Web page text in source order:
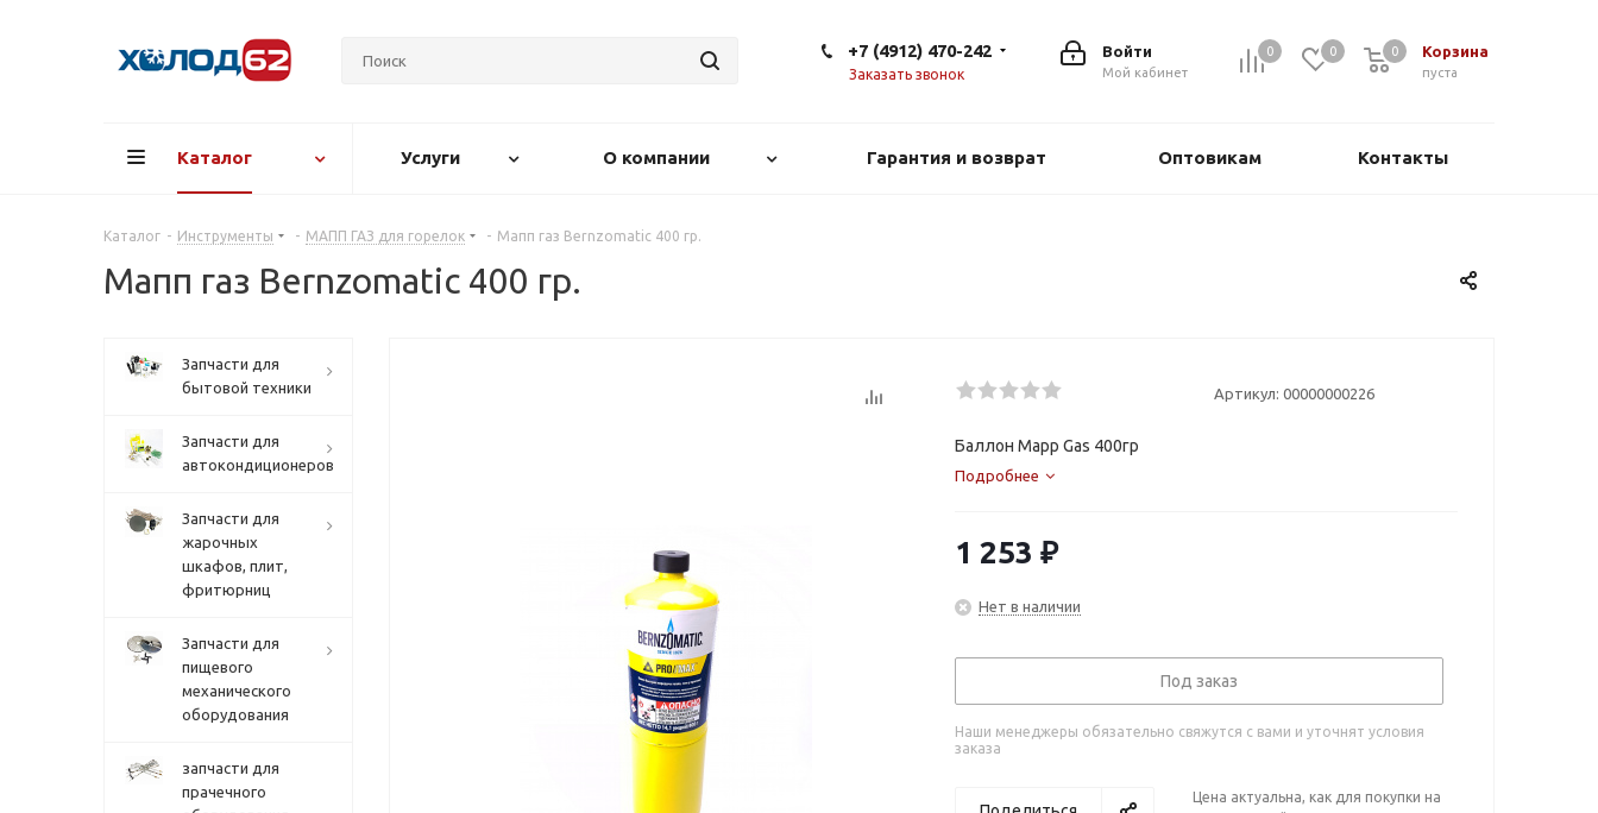
0 0 Корзина
0
пуста
0
Войти
Мой кабинет
+7 (4912) 470-242
Заказать звонок
Каталог Услуги О компании Гарантия и возврат Оптовикам Контакты
Каталог - Инструменты - МАПП ГАЗ для горелок - Мапп газ Bernzomatic 400 гр.
Мапп газ Bernzomatic 400 гр.
Артикул: 00000000226
Баллон Mapp Gas 400гр
Подробнее
1 253 ₽
Нет в наличии
Под заказ
Наши менеджеры обязательно свяжутся с вами и уточнят условия
заказа
Цена актуальна, как для покупки на
Запчасти для
бытовой техники
Запчасти для
автокондиционеров
Запчасти для
жарочных
шкафов, плит,
фритюрниц
Запчасти для
пищевого
механического
оборудования
запчасти для
прачечного